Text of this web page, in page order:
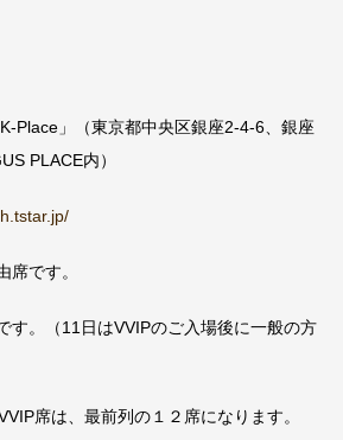
」（東京都中央区銀座2-4-6、銀座
PLACE内）
席です。
す。（11日はVVIPのご入場後に一般の方
、最前列の１２席になります。